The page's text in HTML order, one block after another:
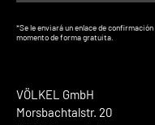
VÖLKEL GmbH
Morsbachtalstr. 20
*Se le enviará un enlace de
momento de forma gratuita.